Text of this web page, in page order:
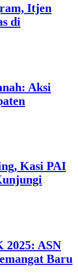
Itjen
di
Aksi
Kasi PAI
2025: ASN
Baru